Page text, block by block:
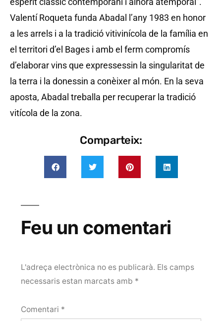
Valentí Roqueta funda Abadal l’any 1983 en honor
a les arrels i a la tradició vitivinícola de la família en
el territori d’el Bages i amb el ferm compromís
d’elaborar vins que expressessin la singularitat de
la terra i la donessin a conèixer al món. En la seva
aposta, Abadal treballa per recuperar la tradició
vitícola de la zona.
Comparteix:
Feu un comentari
L'adreça electrònica no es publicarà. Els camps
necessaris estan marcats amb *
Comentari *